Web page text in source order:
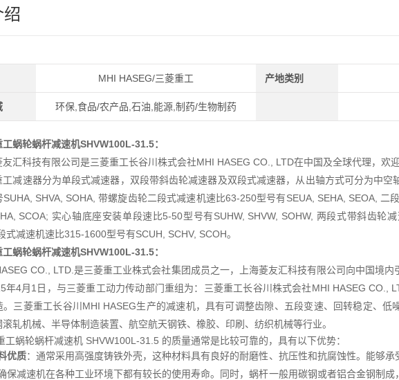
绍
MHI HASEG/三菱重工 产地类别
环保,食品/农产品,石油,能源,制药/生物制药
工蜗轮蜗杆减速机SHVW100L-31.5：
友汇科技有限公司是三菱重工长谷川株式会社MHI HASEG CO., LTD在中国及全球代理，欢迎
工减速器分为单段式减速器，双段带斜齿轮减速器及双段式减速器，从出轴方式可分为中
SUHA, SHVA, SOHA, 带螺旋齿轮二段式减速机速比63-250型号有SEUA, SEHA, SEOA, 二
SCOA; 实心轴底座安装单段速比5-50型号有SUHW, SHVW, SOHW, 两段式带斜齿轮
式减速机速比315-1600型号有SCUH, SCHV, SCOH。
工蜗轮蜗杆减速机SHVW100L-31.5：
CO., LTD.是三菱重工业株式会社集团成员之一，上海菱友汇科技有限公司向中国境
年4月1日，与三菱重工动力传动部门重组为：三菱重工长谷川株式会社MHI HASEG CO.,
。三菱重工长谷川MHI HASEG生产的减速机，具有可调整齿隙、五段变速、回转稳定、低
轧机械、半导体制造装置、航空航天钢铁、橡胶、印刷、纺织机械等行业。
工蜗轮蜗杆减速机 SHVW100L-31.5 的质量通常是比较可靠的，具有以下优势：
优质：通常采用高强度铸铁外壳，这种材料具有良好的耐磨性、抗压性和抗腐蚀性。能够
保减速机在各种工业环境下都有较长的使用寿命。同时，蜗杆一般用碳钢或者铝合金钢制